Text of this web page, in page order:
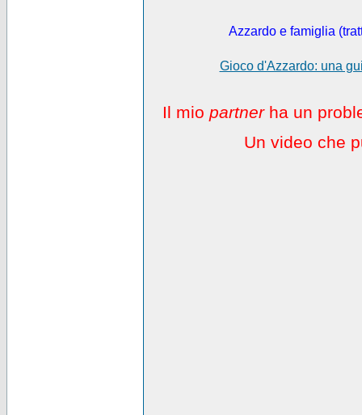
Azzardo e famiglia
Gioco d'Azzardo: una
Il mio partnerha un
Un video che